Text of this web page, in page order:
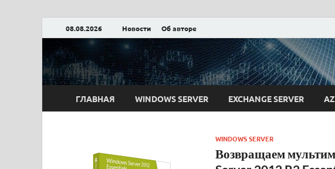
08.08.2026 Новости Об авторе
Блог Александра
ГЛАВНАЯ WINDOWS SERVER EXCHANGE SERVER
WINDOWS SERVER
Возвращаем